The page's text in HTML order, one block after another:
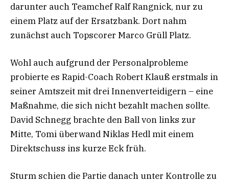
darunter auch Teamchef Ralf Rangnick, nur zu
einem Platz auf der Ersatzbank. Dort nahm
zunächst auch Topscorer Marco Grüll Platz.
Wohl auch aufgrund der Personalprobleme
probierte es Rapid-Coach Robert Klauß erstmals in
seiner Amtszeit mit drei Innenverteidigern – eine
Maßnahme, die sich nicht bezahlt machen sollte.
David Schnegg brachte den Ball von links zur
Mitte, Tomi überwand Niklas Hedl mit einem
Direktschuss ins kurze Eck früh.
Sturm schien die Partie danach unter Kontrolle zu